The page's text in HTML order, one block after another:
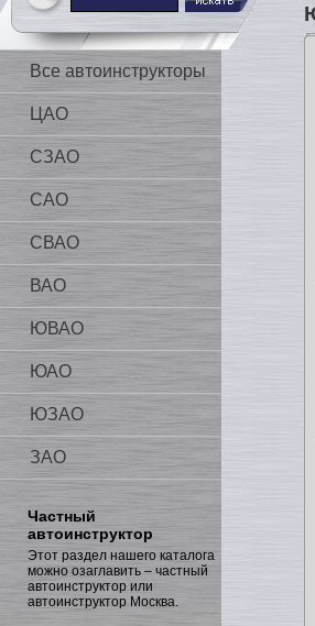
Все автоинструкторы
ЦАО
СЗАО
САО
СВАО
ВАО
ЮВАО
ЮАО
ЮЗАО
ЗАО
Частный
автоинструктор
Этот раздел нашего каталога
можно озаглавить – частный
автоинструктор или
автоинструктор Москва.